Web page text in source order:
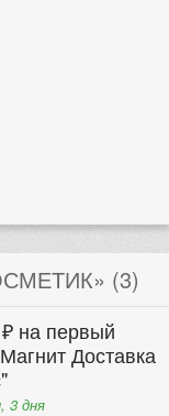
(3)
на первый
Доставка
3 дня